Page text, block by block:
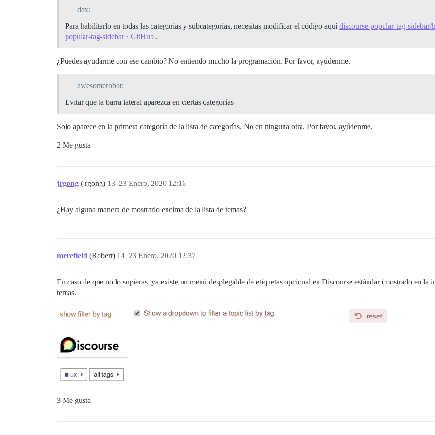
dax:
Para habilitarlo en todas las categorías y subcategorías, necesitas modificar el código aquídiscourse-popular-tag-sidebar/
popular-tag-sidebar · GitHub .
¿Puedes ayudarme con ese cambio? No entiendo mucho la programación. Por favor, ayúdenme.
awesomerobot:
Evitar que la barra lateral aparezca en ciertas categorías
Solo aparece en la primera categoría de la lista de categorías. No en ninguna otra. Por favor, ayúdenme.
2 Me gusta
jrgong (jrgong) 23 Enero, 2020 12:16
13
¿Hay alguna manera de mostrarlo encima de la lista de temas?
merefield (Robert) 23 Enero, 2020 12:37
14
En caso de que no lo supieras, ya existe un menú desplegable de etiquetas opcional en Discourse estándar (mostrado en la
temas.
3 Me gusta